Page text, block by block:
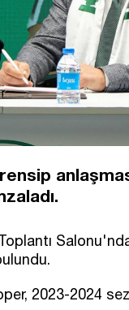
2023-2024